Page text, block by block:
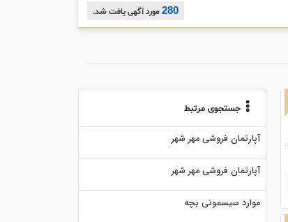
280مورد آگهی یافت شد.
جستجوی مرتبط
آپارتمان فروشی مهر شهر
آپارتمان فروشی مهر شهر
موارد سیسمونی بچه